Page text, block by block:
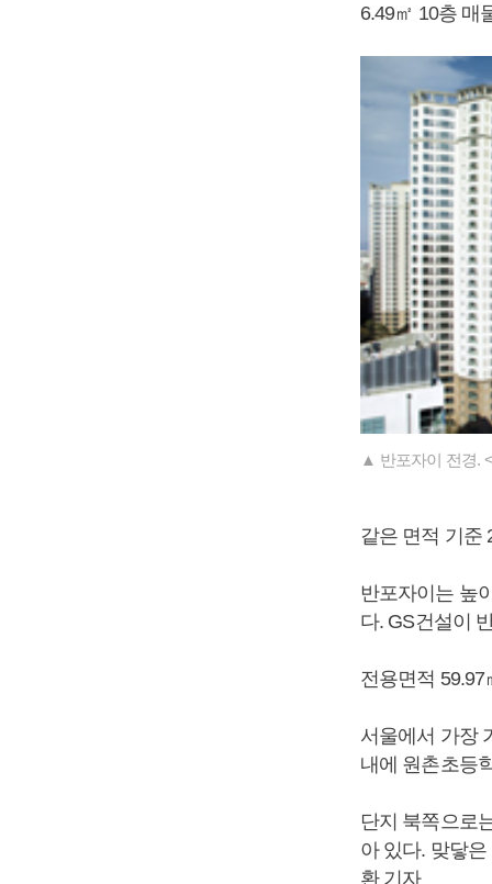
6.49㎡ 10층 매
▲ 반포자이 전경.
같은 면적 기준
반포자이는 높
다. GS건설이
전용면적 59.97
서울에서 가장
내에 원촌초등
단지 북쪽으로
아 있다. 맞닿
환 기자